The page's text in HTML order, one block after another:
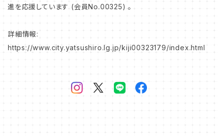
総武本線
進を応援しています (会員No.00325) 。
詳細情報:
https://www.city.yatsushiro.lg.jp/kiji00323179/index.html